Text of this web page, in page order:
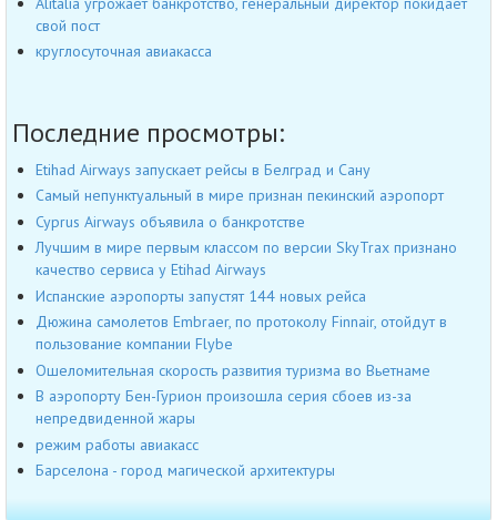
свой пост
круглосуточная авиакасса
Последние просмотры:
Etihad Airways запускает рейсы в Белград и Сану
Cамый непунктуальный в мире признан пекинский аэропорт
Cyprus Airways объявила о банкротстве
Лучшим в мире первым классом по версии SkyTrax признано
качество сервиса у Etihad Airways
Испанские аэропорты запустят 144 новых рейса
Дюжина самолетов Embraer, по протоколу Finnair, отойдут в
пользование компании Flybe
Ошеломительная скорость развития туризма во Вьетнаме
В аэропорту Бен-Гурион произошла серия сбоев из-за
непредвиденной жары
режим работы авиакасс
Барселона - город магической архитектуры